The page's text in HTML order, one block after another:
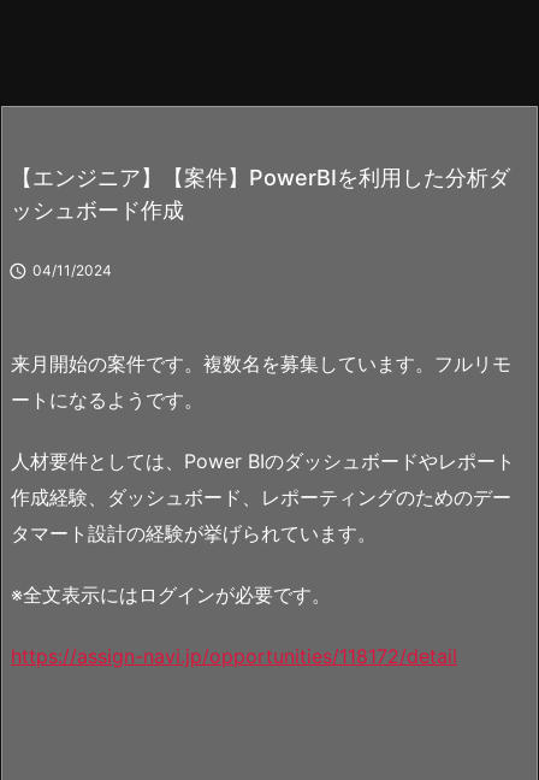
【エンジニア】【案件】PowerBIを利用した分析ダ
ッシュボード作成
 04/11/2024
来月開始の案件です。複数名を募集しています。フルリモ
ートになるようです。
人材要件としては、Power BIのダッシュボードやレポート
作成経験、ダッシュボード、レポーティングのためのデー
タマート設計の経験が挙げられています。
※全文表示にはログインが必要です。
https://assign-navi.jp/opportunities/118172/detail